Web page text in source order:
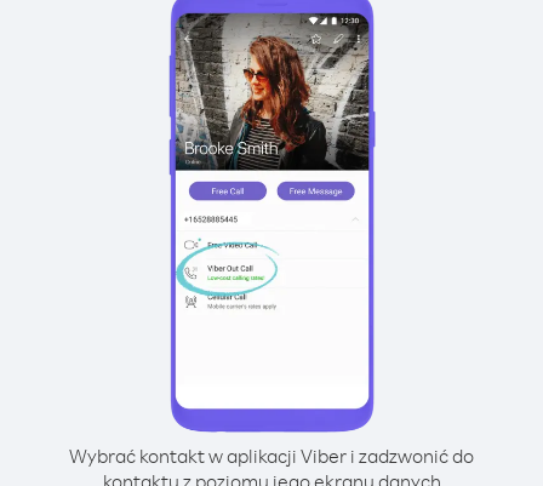
Wybrać kontakt w aplikacji Viber i zadzwonić do
kontaktu z poziomu jego ekranu danych